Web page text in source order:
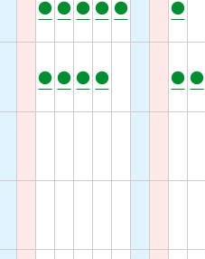
● ● ● ● ● ●
● ● ● ● ● ●